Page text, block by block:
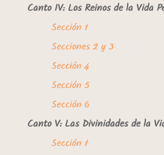
Canto IV: Los Reinos de la Vida
Sección 1
Secciones 2 y 3
Sección 4
Sección 5
Sección 6
Canto V: Las Divinidades de la
Sección 1